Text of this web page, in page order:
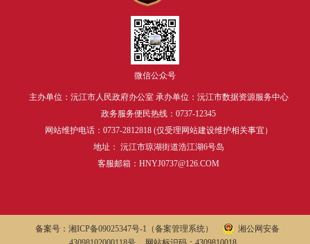
微信公众号
主办单位：沅江市人民政府办公室 承办单位：沅江市数据资源服务中心
政务服务便民热线：0737-12345
网站维护电话：0737-2812818 (仅受理网站建设维护相关事宜）
地址： 沅江市琼湖街道浩江湖6号岛
客服邮箱：HNYJ0737@126.COM
备案号： 湘ICP备09025347号-1 （备案管理系统）
湘公网安备